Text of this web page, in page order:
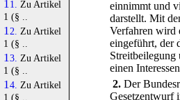
einnimmt und
darstellt. Mit
Verfahren wird
eingeführt, der
Streitbeilegung
einen
2.Der
Gesetzentwurf
11.
Zu Artikel
1 (§ ..
12.
Zu Artikel
1 (§ ..
13. Zu Artikel
1 (§ ..
14. Zu Artikel
1 (§ ..